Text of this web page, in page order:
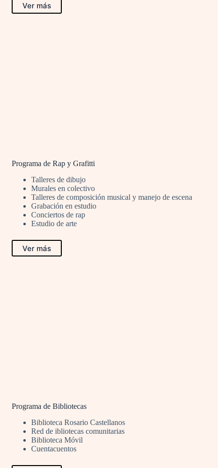
Ver más
Programa de Rap y Grafitti
Talleres de dibujo
Murales en colectivo
Talleres de composición musical y manejo de escena
Grabación en estudio
Conciertos de rap
Estudio de arte
Ver más
Programa de Bibliotecas
Biblioteca Rosario Castellanos
Red de ibliotecas comunitarias
Biblioteca Móvil
Cuentacuentos